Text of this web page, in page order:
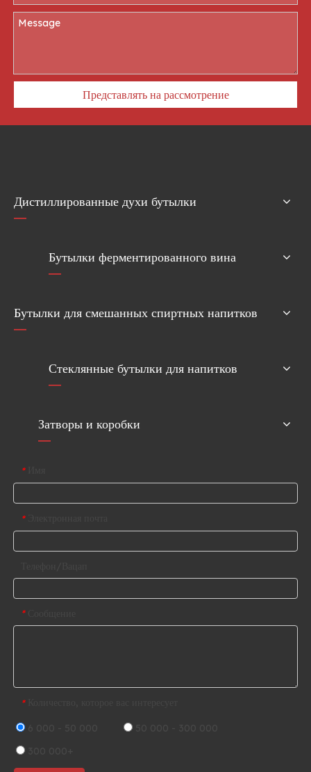
Представлять на рассмотрение
Дистиллированные духи бутылки
Бутылки ферментированного вина
Бутылки для смешанных спиртных напитков
Стеклянные бутылки для напитков
Затворы и коробки
*
*
*
*